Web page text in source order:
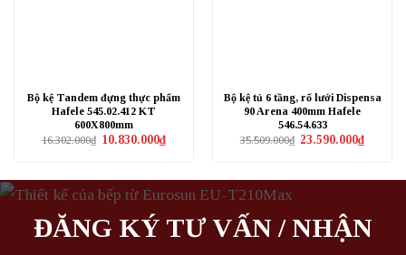
Bộ kệ Tandem đựng thực phẩm
Hafele 545.02.412 KT
600X800mm
16.302.000₫ Giá
10.830.000₫Giá
hiện
10.830.000₫.
Bộ kệ tủ 6 tầng, rổ lưới Dispensa
90 Arena 400mm Hafele
546.54.633
35.509.000₫ Giá
23.590.000₫Giá
hiện
ĐĂNG KÝ TƯ VẤN / NHẬN